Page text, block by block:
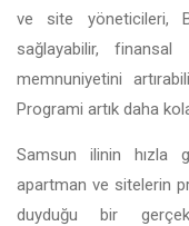
ve site yöneticileri,
sağlayabilir,
memnuniyetini
Programi artık daha
Samsun ilinin hızla
apartman ve sitelerin
duyduğu bir